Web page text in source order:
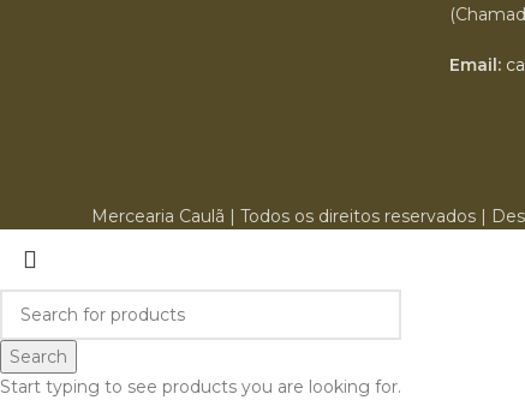
Email:
Mercearia Caulã | Todos os direitos reservados |
Search
Start typing to see products you are looking for.